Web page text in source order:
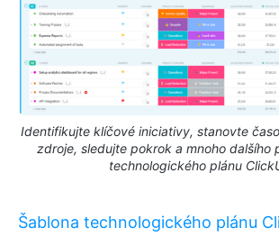
Identifikujte klíčové iniciativy, stanovte
zdroje, sledujte pokrok a mnoho dalšího
technologického plánu
Šablona technologického plánu